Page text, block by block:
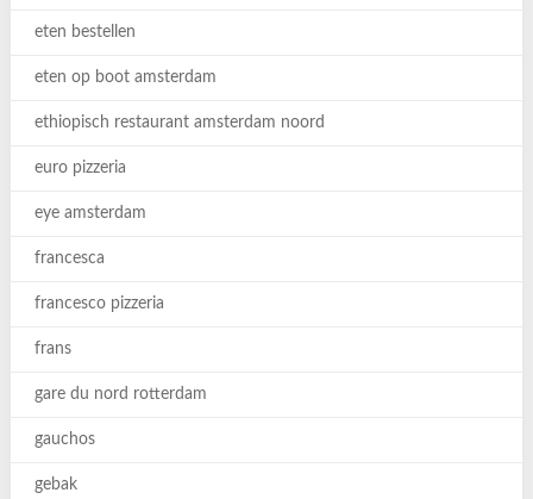
eten bestellen
eten op boot amsterdam
ethiopisch restaurant amsterdam noord
euro pizzeria
eye amsterdam
francesca
francesco pizzeria
frans
gare du nord rotterdam
gauchos
gebak